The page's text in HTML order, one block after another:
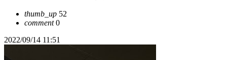
thumb_up 52
comment0
2022/09/14 11:51